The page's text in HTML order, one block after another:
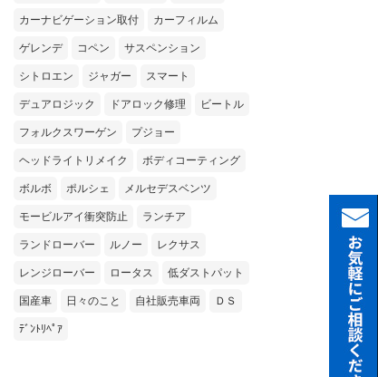
カーナビゲーション取付 カーフィルム
ゲレンデ コペン サスペンション
シトロエン ジャガー スマート
デュアロジック ドアロック修理 ビートル
フォルクスワーゲン プジョー
ヘッドライトリメイク ボディコーティング
ボルボ ポルシェ メルセデスベンツ
モービルアイ衝突防止 ランチア
ランドローバー ルノー レクサス
レンジローバー ロータス 低ダストパット
国産車 日々のこと 自社販売車両 ＤＳ
ﾃﾞﾝﾄﾘﾍﾟｱ